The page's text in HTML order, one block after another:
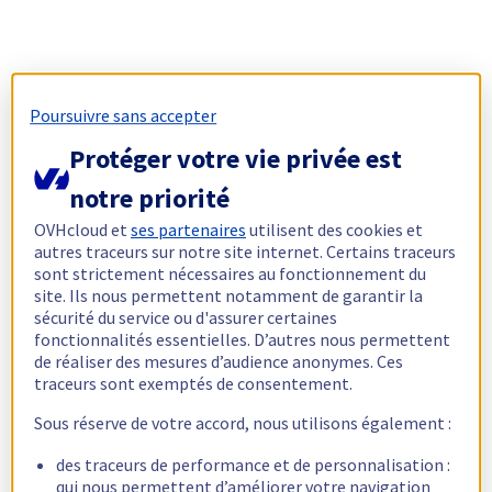
Poursuivre sans accepter
Protéger votre vie privée est
notre priorité
OVHcloud etses partenaires utilisent des cookies et
autres traceurs sur notre site internet. Certains traceurs
sont strictement nécessaires au fonctionnement du
site. Ils nous permettent notamment de garantir la
sécurité du service ou d'assurer certaines
fonctionnalités essentielles. D’autres nous permettent
de réaliser des mesures d’audience anonymes. Ces
traceurs sont exemptés de consentement.
Sous réserve de votre accord, nous utilisons également :
des traceurs de performance et de personnalisation :
qui nous permettent d’améliorer votre navigation